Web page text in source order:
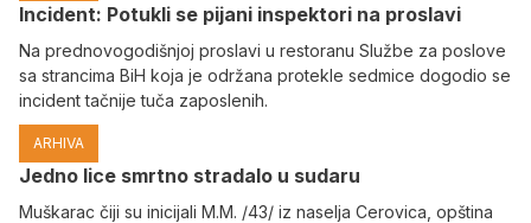
Incident: Potukli se pijani inspektori na proslavi
Na prednovogodišnjoj proslavi u restoranu Službe za poslove
sa strancima BiH koja je održana protekle sedmice dogodio se
incident tačnije tuča zaposlenih.
ARHIVA
Јedno lice smrtno stradalo u sudaru
Muškarac čiji su inicijali M.M. /43/ iz naselja Cerovica, opština